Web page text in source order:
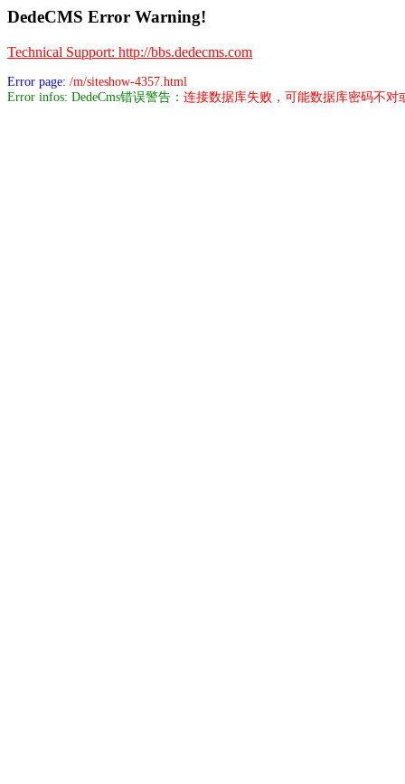
DedeCMS Error Warning!
Technical Support: http://bbs.dedecms.com
Error page: /m/siteshow-4357.html
Error infos: DedeCms错误警告： 连接数据库失败，可能数据库密码不对